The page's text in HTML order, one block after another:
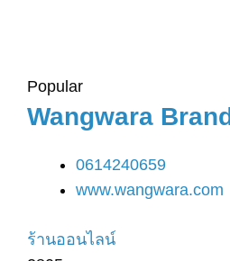
Popular
Wangwara Brand
0614240659
www.wangwara.com
ร้านออนไลน์